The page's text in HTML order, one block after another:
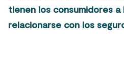
tienen los consumidores a
relacionarse con los